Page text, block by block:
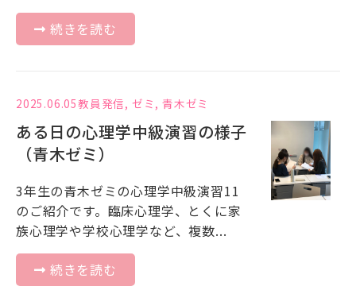
続きを読む
2025.06.05教員発信, ゼミ ,青木ゼミ
ある日の心理学中級演習の様子
（青木ゼミ）
3年生の青木ゼミの心理学中級演習11
のご紹介です。臨床心理学、とくに家
族心理学や学校心理学など、複数...
続きを読む